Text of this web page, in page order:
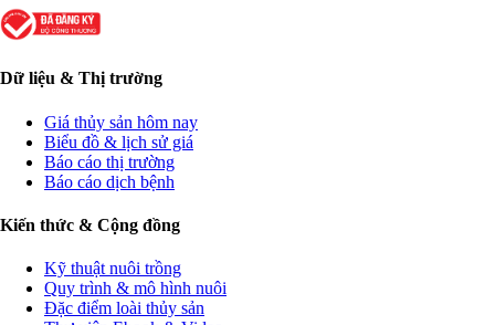
Dữ liệu & Thị trường
Giá thủy sản hôm nay
Biểu đồ & lịch sử giá
Báo cáo thị trường
Báo cáo dịch bệnh
Kiến thức & Cộng đồng
Kỹ thuật nuôi trồng
Quy trình & mô hình nuôi
Đặc điểm loài thủy sản